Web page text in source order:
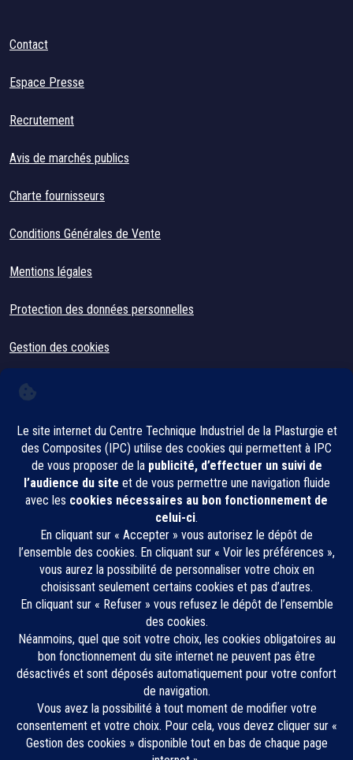
Contact
Espace Presse
Recrutement
Avis de marchés publics
Charte fournisseurs
Conditions Générales de Vente
Mentions légales
Protection des données personnelles
Gestion des cookies
CONTACT
IPC, Innovation Plasturgie Composites
2, rue Pierre et Marie Curie
01100 Bellignat
Restez informé·e !
Inscrivez-vous à notre newsletter
E-mail professionnel
Consentement*
J'accepte de recevoir des communications de CT-IPC